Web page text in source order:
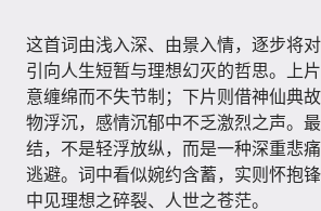
这首词由浅入深、由景入情，逐步将
引向人生短暂与理想幻灭的哲思。上
意缠绵而不失节制；下片则借神仙典
物浮沉，感情沉郁中不乏激烈之声。
结，不是轻浮放纵，而是一种深重悲
逃避。词中看似婉约含蓄，实则怀抱
中见理想之碎裂、人世之苍茫。